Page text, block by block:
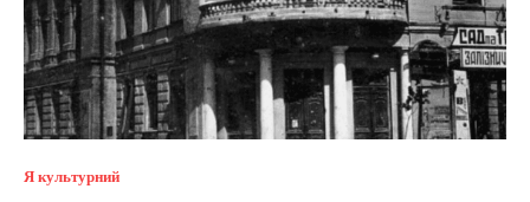
Я культурний